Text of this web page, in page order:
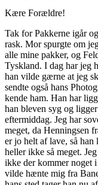
Kære Forældre!
Tak for Pakkerne igår
rask. Mor spurgte om
alle mine pakker, og
Tyskland. I dag har jeg
han vilde gærne at jeg
sendte også hans
kende ham. Han har
han bleven syg og
eftermiddag. Jeg har
meget, da Henningsen
er jo helt af lave, så
heller ikke så meget.
ikke der kommer noget
vilde hænte mig fra